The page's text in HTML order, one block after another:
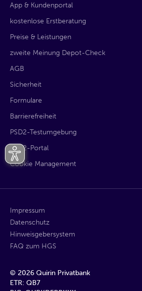
App & Kundenportal
kostenlose Erstberatung
Preise & Leistungen
zweite Meinung Depot-Check
AGB
Sicherheit
Formulare
Barrierefreiheit
PSD2-Testumgebung
PSD2-Portal
Cookie Management
© 2026 Quirin Privatbank
ETR: QB7
Impressum
Datenschutz
Hinweisgebersystem
FAQ zum HGS